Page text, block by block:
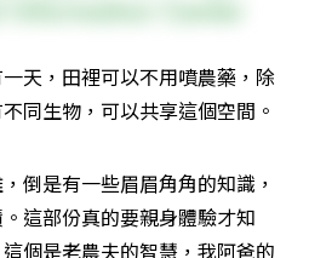
天，田裡可以不用噴農藥，除
同生物，可以共享這個空間。
倒是有一些眉眉角角的知識，
這部份真的要親身體驗才知
個是老農夫的智慧，我阿爸的